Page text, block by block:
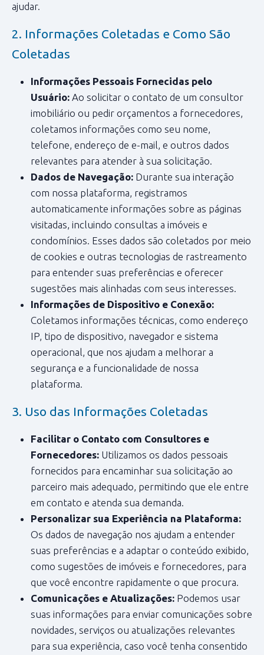
ajudar.
2. Informações Coletadas e Como São
Coletadas
Informações Pessoais Fornecidas pelo
Usuário: Ao solicitar o contato de um consultor
imobiliário ou pedir orçamentos a fornecedores,
coletamos informações como seu nome,
telefone, endereço de e-mail, e outros dados
relevantes para atender à sua solicitação.
Dados de Navegação: Durante sua interação
com nossa plataforma, registramos
automaticamente informações sobre as páginas
visitadas, incluindo consultas a imóveis e
condomínios. Esses dados são coletados por meio
de cookies e outras tecnologias de rastreamento
para entender suas preferências e oferecer
sugestões mais alinhadas com seus interesses.
Informações de Dispositivo e Conexão:
Coletamos informações técnicas, como endereço
IP, tipo de dispositivo, navegador e sistema
operacional, que nos ajudam a melhorar a
segurança e a funcionalidade de nossa
plataforma.
3. Uso das Informações Coletadas
Facilitar o Contato com Consultores e
Fornecedores: Utilizamos os dados pessoais
fornecidos para encaminhar sua solicitação ao
parceiro mais adequado, permitindo que ele entre
em contato e atenda sua demanda.
Personalizar sua Experiência na Plataforma:
Os dados de navegação nos ajudam a entender
suas preferências e a adaptar o conteúdo exibido,
como sugestões de imóveis e fornecedores, para
que você encontre rapidamente o que procura.
Comunicações e Atualizações: Podemos usar
suas informações para enviar comunicações sobre
novidades, serviços ou atualizações relevantes
para sua experiência, caso você tenha consentido